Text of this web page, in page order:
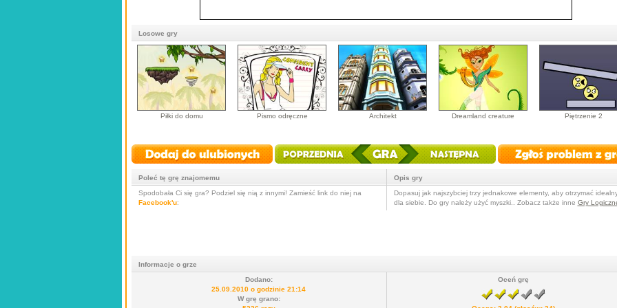
Losowe gry
Piłki do domu Pismo odręczne Architekt Dreamland creature Piętrzenie 2
Poleć tę grę znajomemu
Spodobała Ci się gra? Podziel się nią z innymi! Zamieść link do niej na
Facebook'u:
Opis gry
Dopasuj jak najszybciej trzy jednakowe elementy, aby otrzymać
dla siebie. Do gry należy użyć myszki.. Zobacz także inne Gry
Informacje o grze
Dodano:
25.09.2010 o godzinie 21:14
W grę grano:
Oceń grę